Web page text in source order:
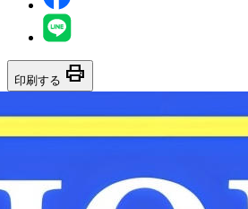
印刷する print